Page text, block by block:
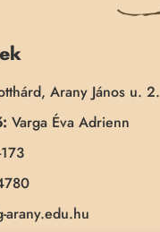
Arany János u. 2.
Varga Éva Adrienn
arany.edu.hu